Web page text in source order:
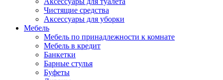
Чистящие средства
Аксессуары для уборки
Мебель
Мебель по принадлежности к комнате
Мебель в кредит
Банкетки
Барные стулья
Буфеты